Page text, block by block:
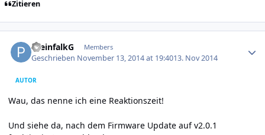
Zitieren
PreinfalkG Members
Geschrieben November 13, 2014 at 19:4013. Nov 2014
AUTOR
Wau, das nenne ich eine Reaktionszeit!
Und siehe da, nach dem Firmware Update auf v2.0.1